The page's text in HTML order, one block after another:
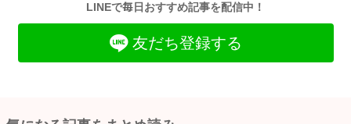
LINEで毎日おすすめ記事を配信中！
友だち登録する